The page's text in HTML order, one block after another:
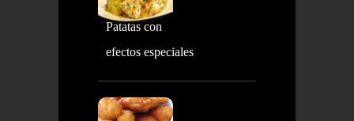
Patatas con
efectos especiales